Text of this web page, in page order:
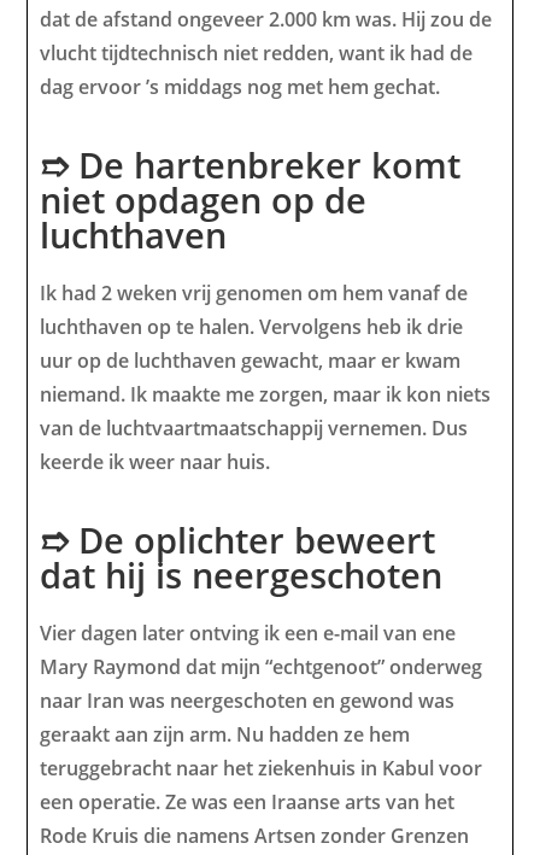
dat de afstand ongeveer 2.000 km was. Hij zou de
vlucht tijdtechnisch niet redden, want ik had de
dag ervoor ’s middags nog met hem gechat.
➱ De hartenbreker komt
niet opdagen op de
luchthaven
Ik had 2 weken vrij genomen om hem vanaf de
luchthaven op te halen. Vervolgens heb ik drie
uur op de luchthaven gewacht, maar er kwam
niemand. Ik maakte me zorgen, maar ik kon niets
van de luchtvaartmaatschappij vernemen. Dus
keerde ik weer naar huis.
➱ De oplichter beweert
dat hij is neergeschoten
Vier dagen later ontving ik een e-mail van ene
Mary Raymond dat mijn “echtgenoot” onderweg
naar Iran was neergeschoten en gewond was
geraakt aan zijn arm. Nu hadden ze hem
teruggebracht naar het ziekenhuis in Kabul voor
een operatie. Ze was een Iraanse arts van het
Rode Kruis die namens Artsen zonder Grenzen